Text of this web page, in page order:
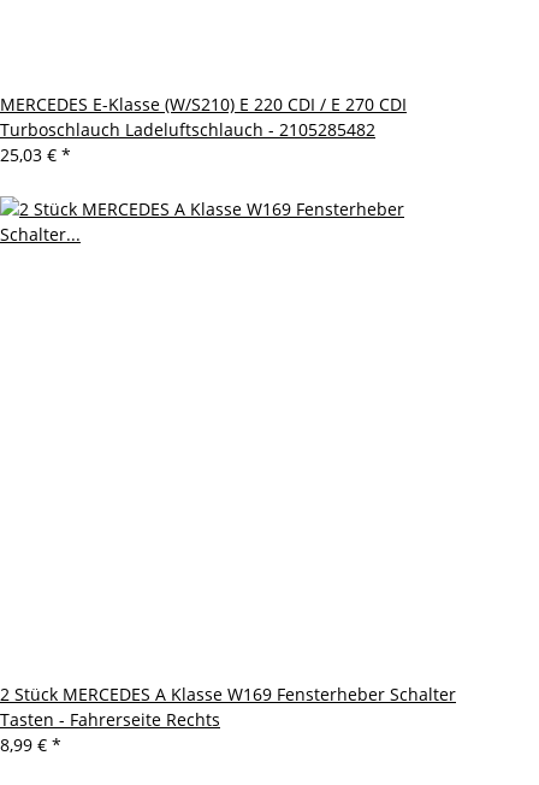
MERCEDES E-Klasse (W/S210) E 220 CDI / E 270 CDI
Turboschlauch Ladeluftschlauch - 2105285482
25,03 € *
2 Stück MERCEDES A Klasse W169 Fensterheber Schalter
Tasten - Fahrerseite Rechts
8,99 € *